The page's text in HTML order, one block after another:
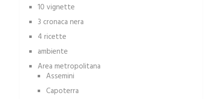
10 vignette
3 cronaca nera
4 ricette
ambiente
Area metropolitana
Assemini
Capoterra